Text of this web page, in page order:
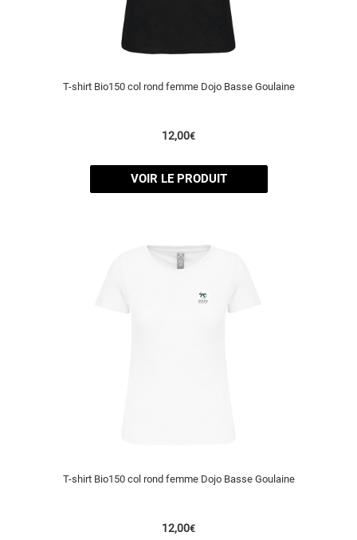
T-shirt Bio150 col rond femme Dojo Basse Goulaine
12,00€
VOIR LE PRODUIT
T-shirt Bio150 col rond femme Dojo Basse Goulaine
12,00€